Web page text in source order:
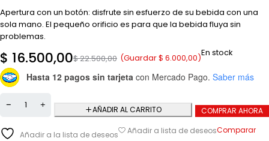
Apertura con un botón: disfrute sin esfuerzo de su bebida con una
sola mano. El pequeño orificio es para que la bebida fluya sin
problemas.
$22.500,00
$ 16.500,00 (Guardar$ 6.000,00)En stock
Hasta 12 pagos sin tarjeta con Mercado Pago. Saber más
AÑADIR AL CARRITO COMPRAR AHORA
Añadir a la lista de deseos Añadir a lista de deseosComparar